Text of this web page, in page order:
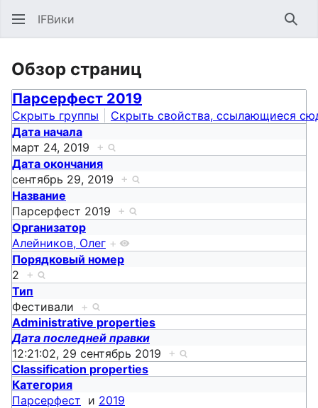
IFВики
Обзор страниц
Парсерфест 2019
Скрыть группы
Скрыть свойства, ссылающиеся
Дата начала
март 24, 2019 +
Дата окончания
сентябрь 29, 2019 +
Название
Парсерфест 2019 +
Организатор
Алейников, Олег +
Порядковый номер
2 +
Тип
Фестивали +
Administrative properties
Дата последней правки
12:21:02, 29 сентябрь 2019 +
Classification properties
Категория
Парсерфест и 2019